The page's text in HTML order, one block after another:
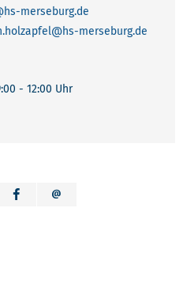
merseburg.de
@hs-merseburg.de
- 12:00 Uhr